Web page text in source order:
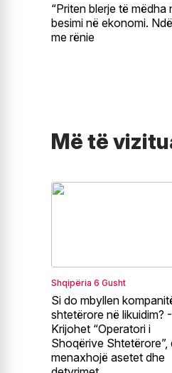
“Priten blerje të
besimi në ekonomi.
me rënie
Më të
Shqipëria 6 Gusht
Si do mbyllen
shtetërore në likuidim? -
Krijohet “Operatori i
Shoqërive Shtetërore”,
menaxhojë asetet dhe